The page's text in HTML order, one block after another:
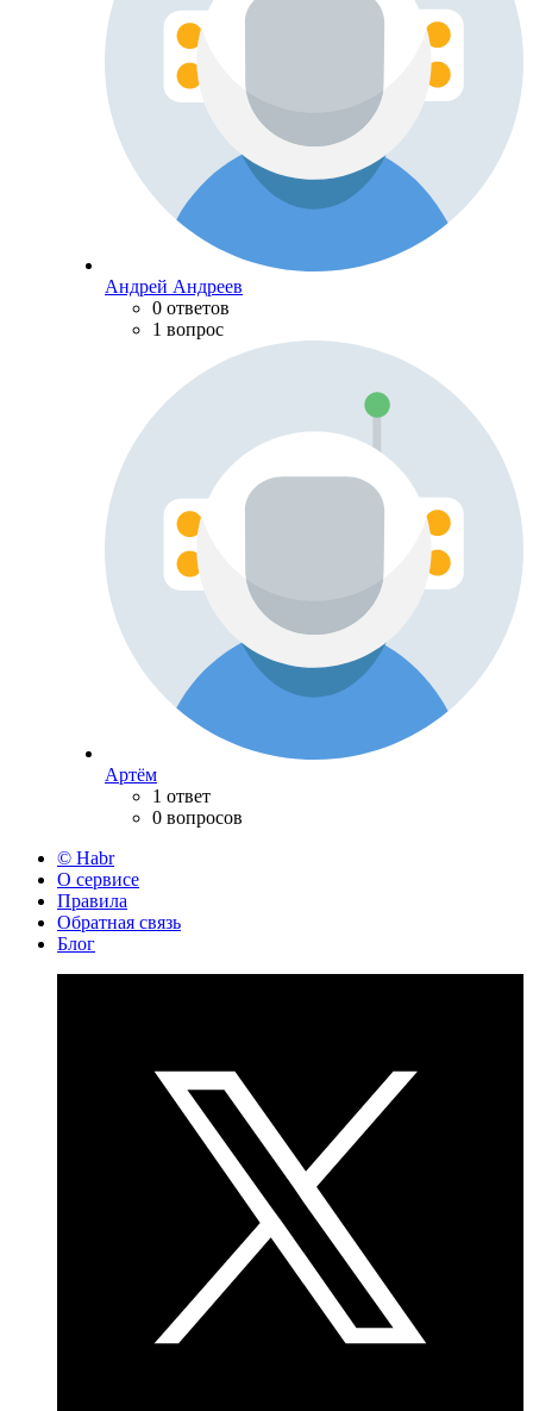
Андрей Андреев
0 ответов
1 вопрос
Артём
1 ответ
0 вопросов
© Habr
О сервисе
Правила
Обратная связь
Блог